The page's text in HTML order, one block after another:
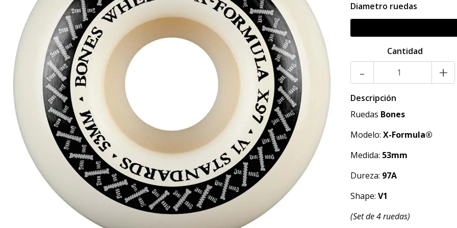
Diametro ruedas
Cantidad
- +
Descripción
Ruedas Bones
Modelo: X-Formula®
Medida: 53mm
Dureza: 97A
Shape: V1
(Set de 4 ruedas)